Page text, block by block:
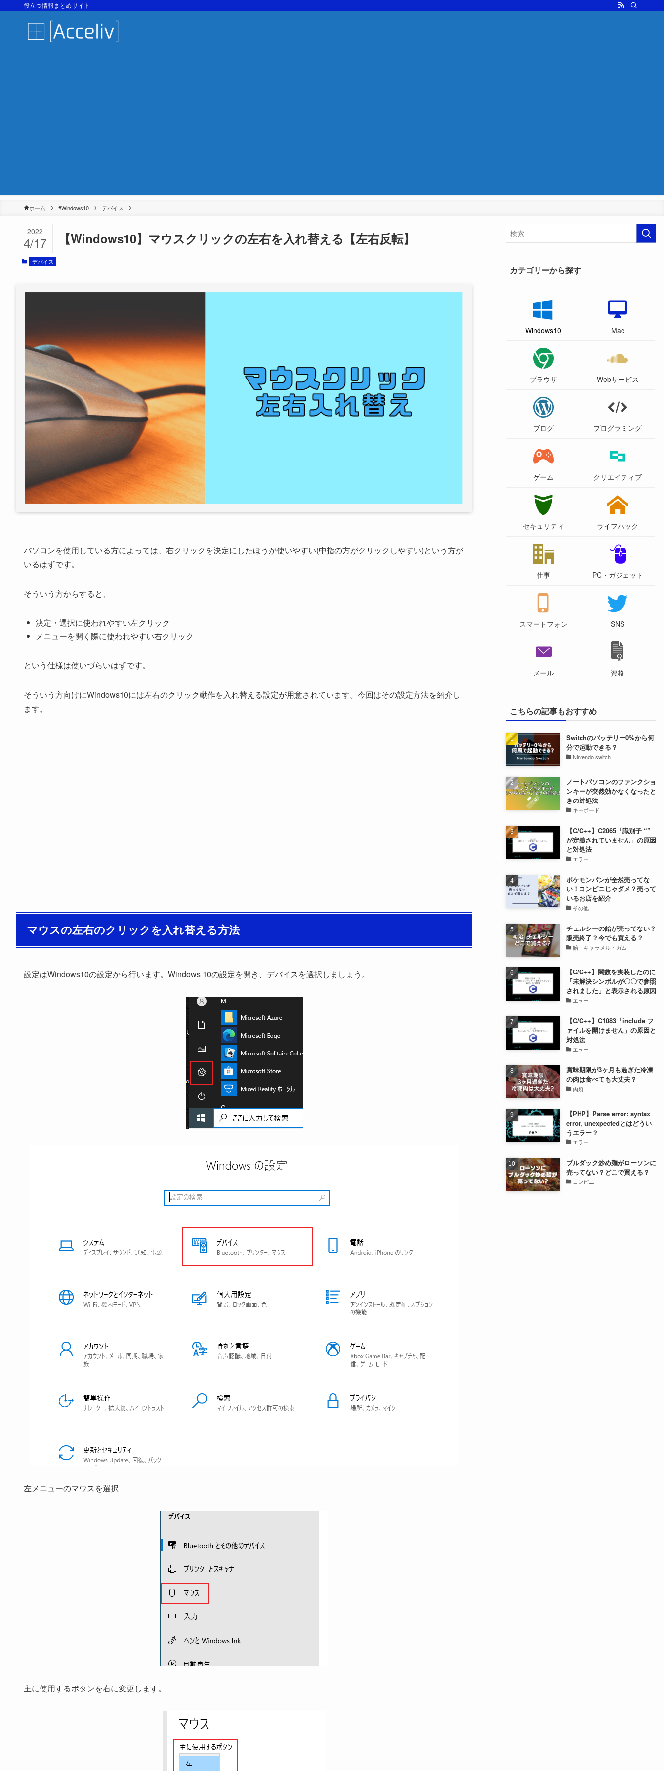
役立つ情報まとめサイト
ホーム #Windows10 デバイス
【Windows10】マウスクリックの左右を入れ替える【左右反転】
2022
4/17
デバイス
パソコンを使用している方によっては、右クリックを決定にしたほうが使いやすい(中指の方がクリックしやすい)という方が
いるはずです。
そういう方からすると、
決定・選択に使われやすい左クリック
メニューを開く際に使われやすい右クリック
という仕様は使いづらいはずです。
そういう方向けにWindows10には左右のクリック動作を入れ替える設定が用意されています。今回はその設定方法を紹介し
ます。
マウスの左右のクリックを入れ替える方法
設定はWindows10の設定から行います。Windows 10の設定を開き、 デバイスを選択しましょう。
左メニューのマウスを選択
主に使用するボタンを右に変更します。
カテゴリーから探す
Windows10 Mac
ブラウザ Webサービス
ブログ プログラミング
ゲーム クリエイティブ
セキュリティ ライフハック
仕事 PC・ガジェット
スマートフォン SNS
メール 資格
こちらの記事もおすすめ
Switchのバッテリー0%から何
分で起動できる？
Nintendo switch
ノートパソコンのファンクショ
ンキーが突然効かなくなったと
きの対処法
キーボード
【C/C++】C2065「識別子 “”
が定義されていません」の原因
と対処法
エラー
ポケモンパンが全然売ってな
い！コンビニじゃダメ？売って
いるお店を紹介
その他
チェルシーの飴が売ってない？
販売終了？今でも買える？
飴・キャラメル・ガム
【C/C++】関数を実装したのに
「未解決シンボルが〇〇で参照
されました」と表示される原因
エラー
【C/C++】C1083「include フ
ァイルを開けません」の原因と
対処法
エラー
賞味期限が3ヶ月も過ぎた冷凍
の肉は食べても大丈夫？
肉類
【PHP】Parse error: syntax
error, unexpectedとはどうい
うエラー？
エラー
ブルダック炒め麺がローソンに
売ってない？どこで買える？
コンビニ